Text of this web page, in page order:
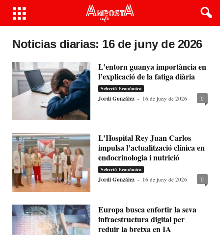
Noticias diarias: 16 de juny de 2026
L’entorn guanya importància en
l’explicació de la fatiga diària
Selecció Econòmica
Jordi González - 16 de juny de 2026 0
L’Hospital Rey Juan Carlos
impulsa l’actualització clínica en
endocrinologia i nutrició
Selecció Econòmica
Jordi González - 16 de juny de 2026 0
Europa busca enfortir la seva
infraestructura digital per
reduir la bretxa en IA